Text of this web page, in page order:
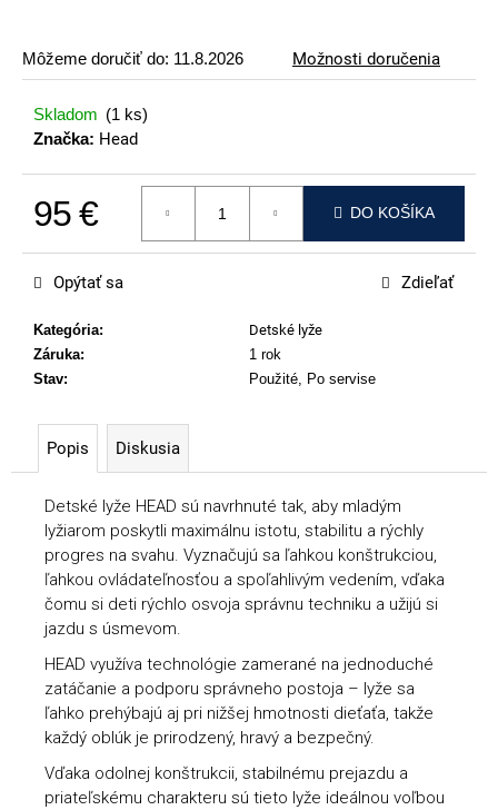
Môžeme doručiť do: 11.8.2026 Možnosti doručenia
Skladom (1 ks)
Značka: Head
95 €
Jednotková cena:
DO KOŠÍKA
Kategória:
Detské lyže
Záruka:
1 rok
Stav: Použité, Po servise
Opýtať sa Zdieľať
Popis Diskusia
Detské lyže HEAD sú navrhnuté tak, aby mladým
lyžiarom poskytli maximálnu istotu, stabilitu a rýchly
progres na svahu. Vyznačujú sa ľahkou konštrukciou,
ľahkou ovládateľnosťou a spoľahlivým vedením, vďaka
čomu si deti rýchlo osvoja správnu techniku a užijú si
jazdu s úsmevom.
HEAD využíva technológie zamerané na jednoduché
zatáčanie a podporu správneho postoja – lyže sa
ľahko prehýbajú aj pri nižšej hmotnosti dieťaťa, takže
každý oblúk je prirodzený, hravý a bezpečný.
Vďaka odolnej konštrukcii, stabilnému prejazdu a
priateľskému charakteru sú tieto lyže ideálnou voľbou
o
r
ú
č
e
ATOMIC
REDSTER
J2(SPORT
EDITION)
79